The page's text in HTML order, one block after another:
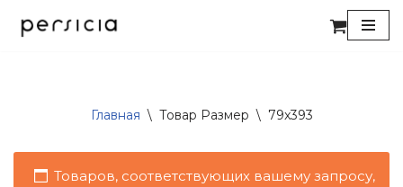
Главная \ Товар Размер \ 79x393
Товаров, соответствующих вашему запросу,